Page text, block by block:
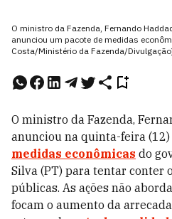
O ministro da Fazenda, Fernando
anunciou um pacote de medidas
Costa/Ministério da Fazenda/
O ministro da Fazenda,
anunciou na quinta-feira
medidas econômicas do
Silva (PT) para tentar conter
públicas. As ações não
focam o aumento da